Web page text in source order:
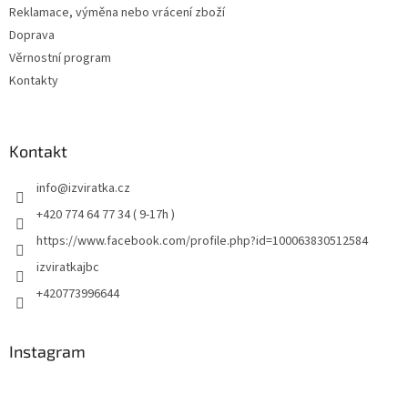
Reklamace, výměna nebo vrácení zboží
Doprava
Věrnostní program
Kontakty
Kontakt
info@izviratka.cz
+420 774 64 77 34 ( 9-17h )
https://www.facebook.com/profile.php?id=100063830512584
izviratkajbc
+420773996644
Instagram